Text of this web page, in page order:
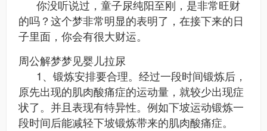
你没听说过，童子尿纯阳至刚，是非常旺财
的吗？这个梦非常明显的表明了，在接下来的日
子里面，你会有很大财运。
周公解梦梦见婴儿拉尿
1、锻炼安排要合理。经过一段时间锻炼后，
原先出现的肌肉酸痛症的运动量，就较少出现症
状了。并且表现有特异性。例如下坡运动锻炼一
段时间后能减轻下坡锻炼带来的肌肉酸痛症。